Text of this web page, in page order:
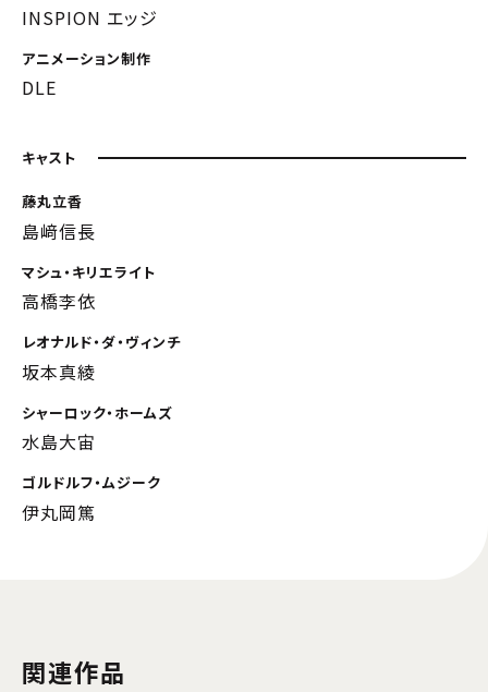
INSPION エッジ
アニメーション制作
DLE
キャスト
藤丸立香
島﨑信長
マシュ・キリエライト
高橋李依
レオナルド・ダ・ヴィンチ
坂本真綾
シャーロック・ホームズ
水島大宙
ゴルドルフ・ムジーク
伊丸岡篤
関連作品